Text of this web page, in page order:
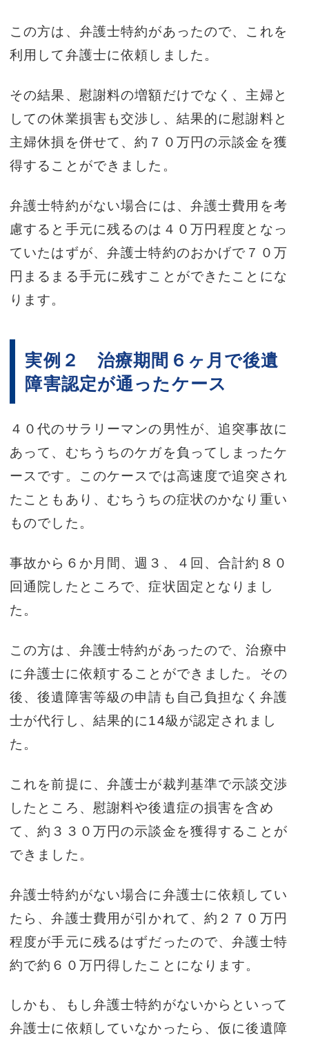
この方は、弁護士特約があったので、これを
利用して弁護士に依頼しました。
その結果、慰謝料の増額だけでなく、主婦と
しての休業損害も交渉し、結果的に慰謝料と
主婦休損を併せて、約７０万円の示談金を獲
得することができました。
弁護士特約がない場合には、弁護士費用を考
慮すると手元に残るのは４０万円程度となっ
ていたはずが、弁護士特約のおかげで７０万
円まるまる手元に残すことができたことにな
ります。
実例２ 治療期間６ヶ月で後遺
障害認定が通ったケース
４０代のサラリーマンの男性が、追突事故に
あって、むちうちのケガを負ってしまったケ
ースです。このケースでは高速度で追突され
たこともあり、むちうちの症状のかなり重い
ものでした。
事故から６か月間、週３、４回、合計約８０
回通院したところで、症状固定となりまし
た。
この方は、弁護士特約があったので、治療中
に弁護士に依頼することができました。その
後、後遺障害等級の申請も自己負担なく弁護
士が代行し、結果的に14級が認定されまし
た。
これを前提に、弁護士が裁判基準で示談交渉
したところ、慰謝料や後遺症の損害を含め
て、約３３０万円の示談金を獲得することが
できました。
弁護士特約がない場合に弁護士に依頼してい
たら、弁護士費用が引かれて、約２７０万円
程度が手元に残るはずだったので、弁護士特
約で約６０万円得したことになります。
しかも、もし弁護士特約がないからといって
弁護士に依頼していなかったら、仮に後遺障